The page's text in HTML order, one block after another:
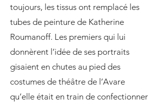
toujours, les tissus ont remplacé les
tubes de peinture de Katherine
Roumanoff. Les premiers qui lui
donnèrent l’idée de ses portraits
gisaient en chutes au pied des
costumes de théâtre de l’Avare
qu’elle était en train de confectionner